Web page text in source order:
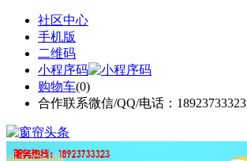
社区中心
手机版
二维码
小程序码
购物车(0)
合作联系微信/QQ/电话：18923733323